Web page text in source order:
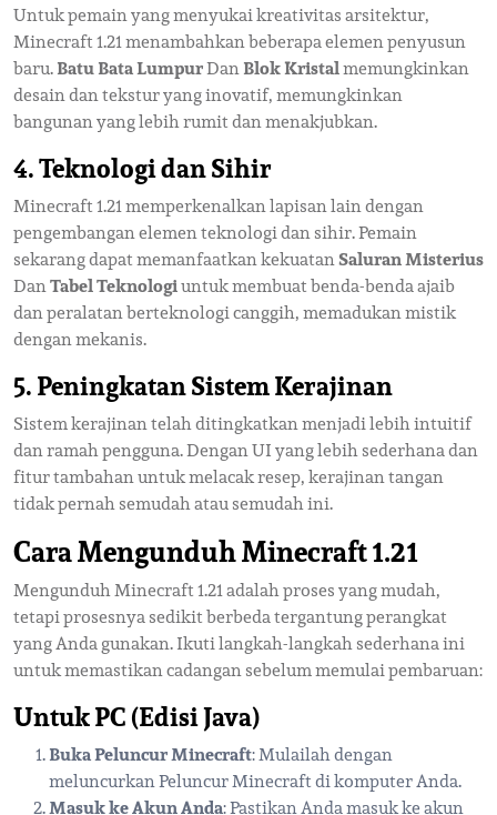
Untuk pemain yang menyukai kreativitas arsitektur,
Minecraft 1.21 menambahkan beberapa elemen penyusun
baru.Batu Bata LumpurDanBlok Kristalmemungkinkan
desain dan tekstur yang inovatif, memungkinkan
bangunan yang lebih rumit dan menakjubkan.
4. Teknologi dan Sihir
Minecraft 1.21 memperkenalkan lapisan lain dengan
pengembangan elemen teknologi dan sihir. Pemain
sekarang dapat memanfaatkan kekuatanSaluran Misterius
DanTabel Teknologiuntuk membuat benda-benda ajaib
dan peralatan berteknologi canggih, memadukan mistik
dengan mekanis.
5. Peningkatan Sistem Kerajinan
Sistem kerajinan telah ditingkatkan menjadi lebih intuitif
dan ramah pengguna. Dengan UI yang lebih sederhana dan
fitur tambahan untuk melacak resep, kerajinan tangan
tidak pernah semudah atau semudah ini.
Cara Mengunduh Minecraft 1.21
Mengunduh Minecraft 1.21 adalah proses yang mudah,
tetapi prosesnya sedikit berbeda tergantung perangkat
yang Anda gunakan. Ikuti langkah-langkah sederhana ini
untuk memastikan cadangan sebelum memulai pembaruan:
Untuk PC (Edisi Java)
Buka Peluncur Minecraft: Mulailah dengan
meluncurkan Peluncur Minecraft di komputer Anda.
Masuk ke Akun Anda: Pastikan Anda masuk ke akun